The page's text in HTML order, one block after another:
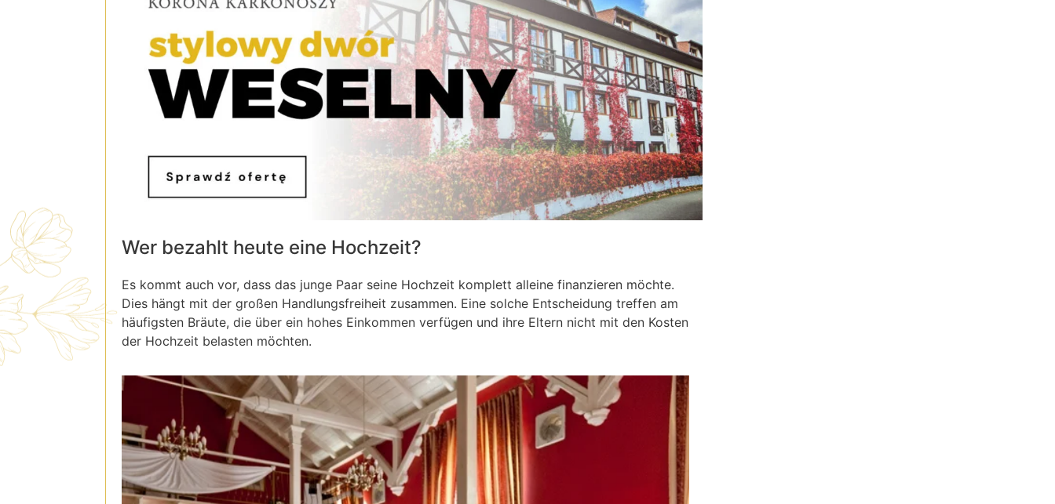
Wer bezahlt heute eine Hochzeit?
Es kommt auch vor, dass das junge Paar seine Hochzeit komplett alleine finanzieren möchte.
Dies hängt mit der großen Handlungsfreiheit zusammen. Eine solche Entscheidung treffen am
häufigsten Bräute, die über ein hohes Einkommen verfügen und ihre Eltern nicht mit den Kosten
der Hochzeit belasten möchten.